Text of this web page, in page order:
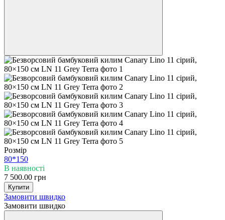
Розмір
80*150
В наявності
7 500.00 грн
Купити
Замовити швидко
Замовити швидко